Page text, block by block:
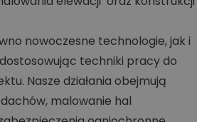
nowoczesne technologie, jak i
techniki pracy do
Nasze działania obejmują
malowanie hal